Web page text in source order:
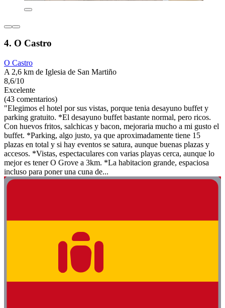
4. O Castro
O Castro
A 2,6 km de Iglesia de San Martiño
8,6/10
Excelente
(43 comentarios)
"Elegimos el hotel por sus vistas, porque tenia desayuno buffet y
parking gratuito. *El desayuno buffet bastante normal, pero ricos.
Con huevos fritos, salchicas y bacon, mejoraria mucho a mi gusto el
buffet. *Parking, algo justo, ya que aproximadamente tiene 15
plazas en total y si hay eventos se satura, aunque buenas plazas y
accesos. *Vistas, espectaculares con varias playas cerca, aunque lo
mejor es tener O Grove a 3km. *La habitacion grande, espaciosa
incluso para poner una cuna de...